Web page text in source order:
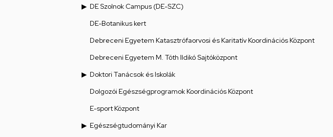
DE Szolnok Campus (DE-SZC)
DE-Botanikus kert
Debreceni Egyetem Katasztrófaorvosi és Karitatív Koordinációs Központ
Debreceni Egyetem M. Tóth Ildikó Sajtóközpont
Doktori Tanácsok és Iskolák
Dolgozói Egészségprogramok Koordinációs Központ
E-sport Központ
Egészségtudományi Kar